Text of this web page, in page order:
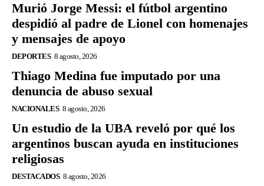
Murió Jorge Messi: el fútbol argentino
despidió al padre de Lionel con homenajes
y mensajes de apoyo
DEPORTES 8 agosto, 2026
Thiago Medina fue imputado por una
denuncia de abuso sexual
NACIONALES 8 agosto, 2026
Un estudio de la UBA reveló por qué los
argentinos buscan ayuda en instituciones
religiosas
DESTACADOS 8 agosto, 2026